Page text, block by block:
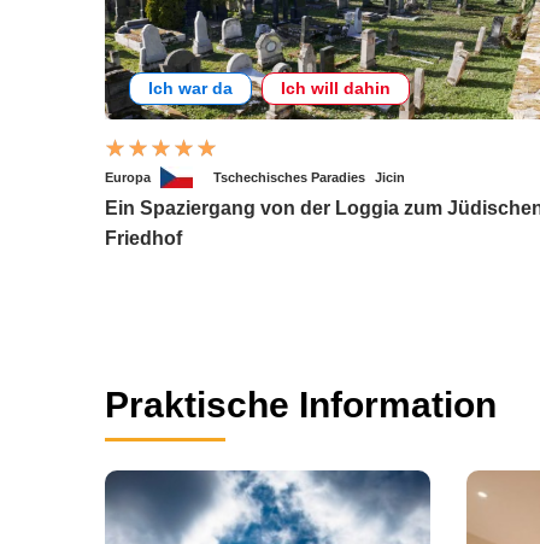
Ich war da Ich will dahin
Europa Tschechisches Paradies Jicin
Ein Spaziergang von der Loggia zum
Friedhof
Praktische Information